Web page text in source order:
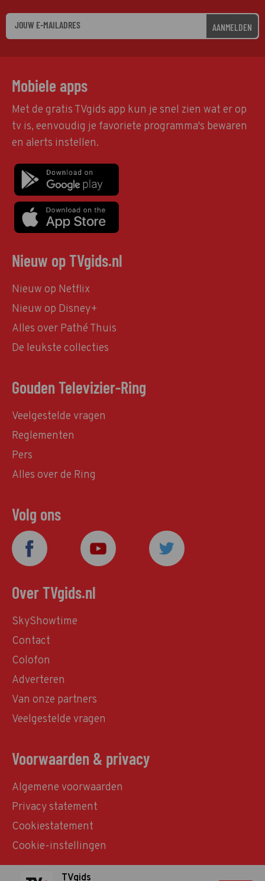
AANMELDEN
Mobiele apps
Met de gratis TVgids app kun je snel zien wat er op
tv is, eenvoudig je favoriete programma's bewaren
en alerts instellen.
Nieuw op TVgids.nl
Nieuw op Netflix
Nieuw op Disney+
Alles over Pathé Thuis
De leukste collecties
Gouden Televizier-Ring
Veelgestelde vragen
Reglementen
Pers
Alles over de Ring
Volg ons
Over TVgids.nl
SkyShowtime
Contact
Colofon
Adverteren
Van onze partners
Veelgestelde vragen
Voorwaarden & privacy
Algemene voorwaarden
Privacy statement
Cookiestatement
Cookie-instellingen
TVgids